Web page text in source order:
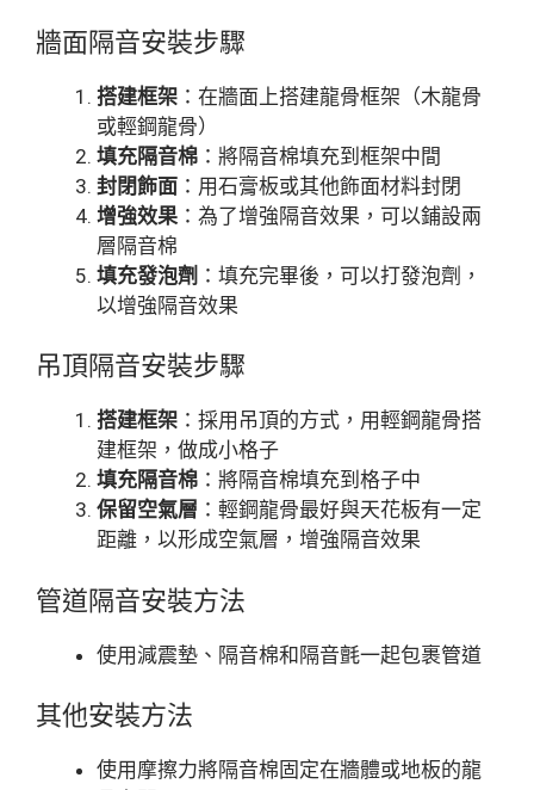
牆面隔音安裝步驟
搭建框架 ：在牆面上搭建龍骨框架（木龍骨
或輕鋼龍骨）
填充隔音棉 ：將隔音棉填充到框架中間
封閉飾面 ：用石膏板或其他飾面材料封閉
增強效果 ：為了增強隔音效果，可以鋪設兩
層隔音棉
填充發泡劑 ：填充完畢後，可以打發泡劑，
以增強隔音效果
吊頂隔音安裝步驟
搭建框架 ：採用吊頂的方式，用輕鋼龍骨搭
建框架，做成小格子
填充隔音棉 ：將隔音棉填充到格子中
保留空氣層 ：輕鋼龍骨最好與天花板有一定
距離，以形成空氣層，增強隔音效果
管道隔音安裝方法
使用減震墊、隔音棉和隔音氈一起包裹管道
其他安裝方法
使用摩擦力將隔音棉固定在牆體或地板的龍